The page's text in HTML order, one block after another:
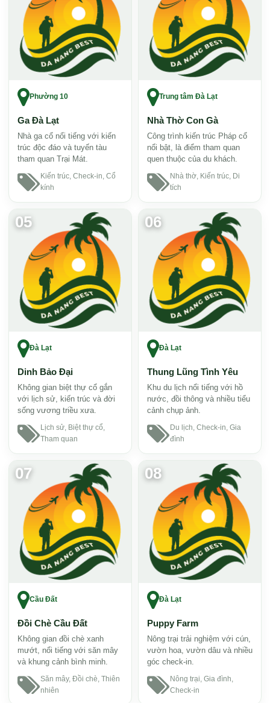
Phường 10
Ga Đà Lạt
Nhà ga cổ nổi tiếng với kiến
trúc độc đáo và tuyến tàu
tham quan Trại Mát.
Kiến trúc, Check-in, Cổ
kính
Trung tâm Đà Lạt
Nhà Thờ Con Gà
Công trình kiến trúc Pháp cổ
nổi bật, là điểm tham quan
quen thuộc của du khách.
Nhà thờ, Kiến trúc, Di
tích
05
Đà Lạt
Dinh Bảo Đại
Không gian biệt thự cổ gắn
với lịch sử, kiến trúc và đời
sống vương triều xưa.
Lịch sử, Biệt thự cổ,
Tham quan
06
Đà Lạt
Thung Lũng Tình Yêu
Khu du lịch nổi tiếng với hồ
nước, đồi thông và nhiều tiểu
cảnh chụp ảnh.
Du lịch, Check-in, Gia
đình
07
Cầu Đất
Đồi Chè Cầu Đất
Không gian đồi chè xanh
mướt, nổi tiếng với săn mây
và khung cảnh bình minh.
Săn mây, Đồi chè, Thiên
nhiên
08
Đà Lạt
Puppy Farm
Nông trại trải nghiệm với cún,
vườn hoa, vườn dâu và nhiều
góc check-in.
Nông trại, Gia đình,
Check-in